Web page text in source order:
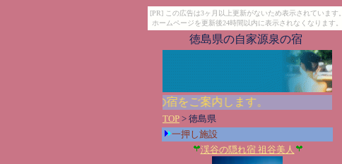
[PR] この広告は3ヶ月以上更新がないため表示されています。
ホームページを更新後24時間以内に表示されなくなります。
徳島県の自家源泉の宿
施設中心の徳島県で人気の宿をご案内します。
TOP > 徳島県
一押し施設
渓谷の隠れ宿 祖谷美人